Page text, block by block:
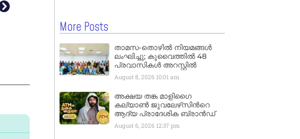
More Posts
താമസ-തൊഴിൽ നിയമങ്ങൾ
ലംഘിച്ചു; കുവൈത്തിൽ 48
പ്രവാസികൾ അറസ്റ്റിൽ
August 8, 2026 10:01 am
അക്ഷയ തങ്ക മാളിഗൈ
കല്യാണ്‍ ജുവലേഴ്‌സിന്‍റെ
ആദ്യ പ്രാദേശിക ബ്രാന്‍ഡ്
August 6, 2026 12:37 pm